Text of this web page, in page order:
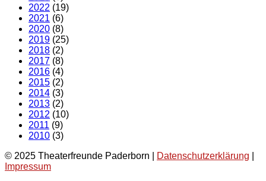
2022 (19)
2021 (6)
2020 (8)
2019 (25)
2018 (2)
2017 (8)
2016 (4)
2015 (2)
2014 (3)
2013 (2)
2012 (10)
2011 (9)
2010 (3)
© 2025 Theaterfreunde Paderborn |
Datenschutzerklärung
Impressum